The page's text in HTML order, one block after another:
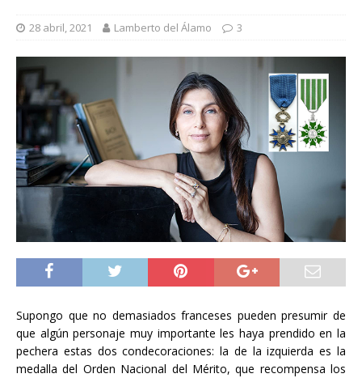
28 abril, 2021 Lamberto del Álamo 3
Supongo que no demasiados franceses pueden presumir de
que algún personaje muy importante les haya prendido en la
pechera estas dos condecoraciones: la de la izquierda es la
medalla del Orden Nacional del Mérito, que recompensa los